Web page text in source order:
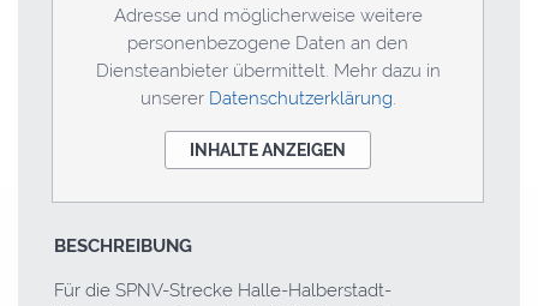
Adresse und möglicherweise weitere
personenbezogene Daten an den
Diensteanbieter übermittelt. Mehr dazu in
unserer Datenschutzerklärung.
INHALTE ANZEIGEN
BESCHREIBUNG
Für die SPNV-Strecke Halle-Halberstadt-